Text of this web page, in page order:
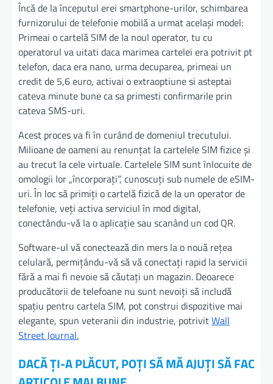
Încă de la începutul erei smartphone-urilor, schimbarea
furnizorului de telefonie mobilă a urmat același model:
Primeai o cartelă SIM de la noul operator, tu cu
operatorul va uitati daca marimea cartelei era potrivit pt
telefon, daca era nano, urma decuparea, primeai un
credit de 5,6 euro, activai o extraoptiune si asteptai
cateva minute bune ca sa primesti confirmarile prin
cateva SMS-uri.
Acest proces va fi în curând de domeniul trecutului.
Milioane de oameni au renunțat la cartelele SIM fizice și
au trecut la cele virtuale. Cartelele SIM sunt înlocuite de
omologii lor „încorporați”, cunoscuți sub numele de eSIM-
uri. În loc să primiți o cartelă fizică de la un operator de
telefonie, veți activa serviciul în mod digital,
conectându-vă la o aplicație sau scanând un cod QR.
Software-ul vă conectează din mers la o nouă rețea
celulară, permițându-vă să vă conectați rapid la servicii
fără a mai fi nevoie să căutați un magazin. Deoarece
producătorii de telefoane nu sunt nevoiți să includă
spațiu pentru cartela SIM, pot construi dispozitive mai
elegante, spun veteranii din industrie, potrivitWall
Street Journal.
DACĂ ȚI-A PLĂCUT, POȚI SĂ MĂ AJUȚI SĂ FAC